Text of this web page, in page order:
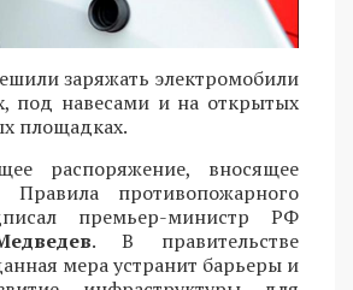
заряжать электромобили
под навесами и на открытых
площадках.
распоряжение, вносящее
противопожарного
премьер-министр РФ
. В правительстве
мера устранит барьеры и